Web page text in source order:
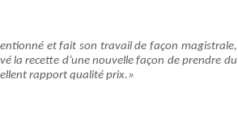
et fait son travail de façon magistrale,
la recette d’une nouvelle façon de prendre du
rapport qualité prix.»